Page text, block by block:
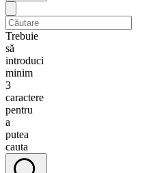
Trebuie
să
introduci
minim
3
caractere
pentru
a
putea
cauta